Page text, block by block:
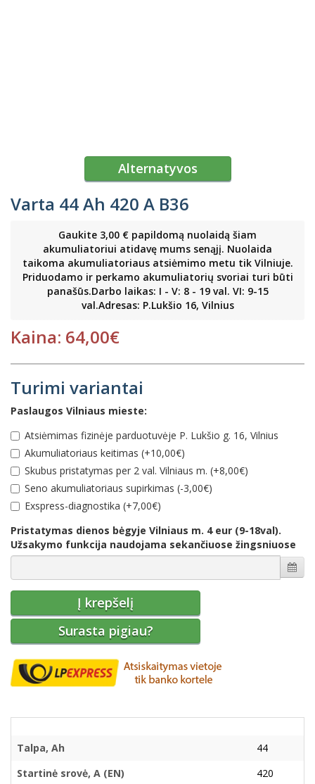
Alternatyvos
Varta 44 Ah 420 A B36
Gaukite 3,00 € papildomą nuolaidą šiam
akumuliatoriui atidavę mums senąjį. Nuolaida
taikoma akumuliatoriaus atsiėmimo metu tik Vilniuje.
Priduodamo ir perkamo akumuliatorių svoriai turi būti
panašūs.Darbo laikas: I - V: 8 - 19 val. VI: 9-15
val.Adresas: P.Lukšio 16, Vilnius
Kaina: 64,00€
Turimi variantai
Paslaugos Vilniaus mieste:
Atsiėmimas fizinėje parduotuvėje P. Lukšio g. 16, Vilnius
Akumuliatoriaus keitimas (+10,00€)
Skubus pristatymas per 2 val. Vilniaus m. (+8,00€)
Seno akumuliatoriaus supirkimas (-3,00€)
Еxspress-diagnostika (+7,00€)
Pristatymas dienos bėgyje Vilniaus m. 4 eur (9-18val).
Užsakymo funkcija naudojama sekančiuose žingsniuose
Į krepšelį
Surasta pigiau?
Talpa, Ah
44
Startinė srovė, A (EN)
420